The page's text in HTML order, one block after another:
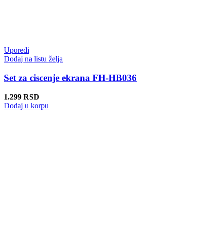
Uporedi
Dodaj na listu želja
Set za ciscenje ekrana FH-HB036
1.299 RSD
Dodaj u korpu